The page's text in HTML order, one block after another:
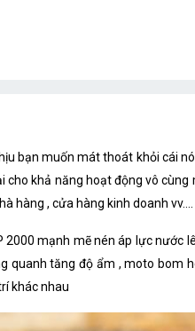
bạn muốn mát thoát khỏi cái
cho khả năng hoạt động vô
hàng , cửa hàng kinh doanh vv....
2000 mạnh mẽ nén áp lực nước
quanh tăng độ ẩm , moto bom
khác nhau